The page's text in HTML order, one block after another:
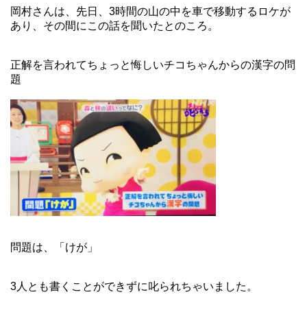
岡村さんは、先日、3時間の山の中を車で移動するロケが
あり、その間にこの話を聞いたとのころ。
正解を言われてちょっと悔しいチコちゃんからの漢字の問
題
問題は、「けが」
3人とも書くことができずに叱られちゃいました。